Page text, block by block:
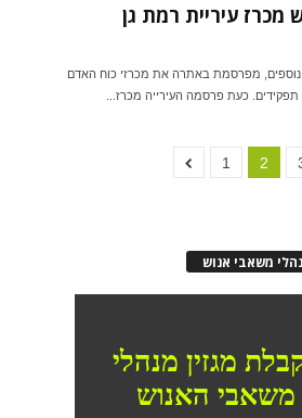
מכרז עיריית רמת גן
נוספים, מפרסמת באתרה את מכרזי כוח האדם
כעת פרסמה העירייה מכרז...
1 2
משאבי אנוש